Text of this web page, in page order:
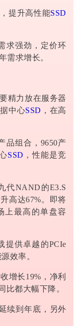
提升高性能SSD
求强劲，定价环
需求增长。
精力放在服务器
中心SSD ，在高
品组合，9650产
SSD ，性能是竞
代NAND的E3.S
高达67%。即将
上最高的单盘容
提供卓越的PCIe
效率。
增长19%，净利
比都大幅下降。
续到年底，另外